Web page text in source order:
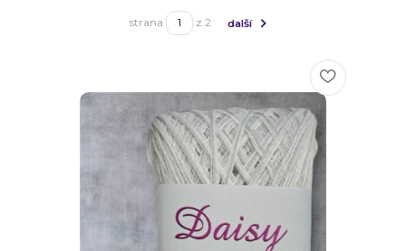
strana z 2 další